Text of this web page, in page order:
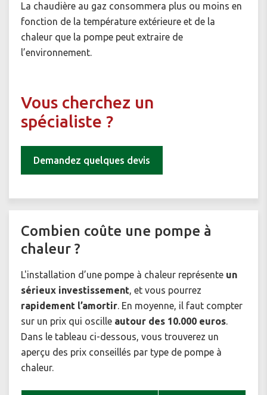
La chaudière au gaz consommera plus ou moins en
fonction de la température extérieure et de la
chaleur que la pompe peut extraire de
l’environnement.
Vous cherchez un
spécialiste ?
Demandez quelques devis
Combien coûte une pompe à
chaleur ?
L'installation d’une pompe à chaleur représente un
sérieux investissement, et vous pourrez
rapidement l’amortir. En moyenne, il faut compter
sur un prix qui oscille autour des 10.000 euros.
Dans le tableau ci-dessous, vous trouverez un
aperçu des prix conseillés par type de pompe à
chaleur.